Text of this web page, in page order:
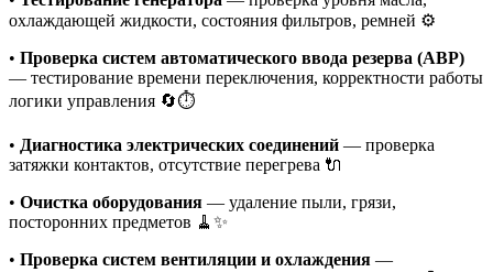
охлаждающей жидкости, состояния фильтров, ремней ⚙️
• Проверка систем автоматического ввода резерва (АВР)
— тестирование времени переключения, корректности работы
логики управления 🔄⏱️
• Диагностика электрических соединений — проверка
затяжки контактов, отсутствие перегрева 🔌️
• Очистка оборудования — удаление пыли, грязи,
посторонних предметов 🧹✨
• Проверка систем вентиляции и охлаждения —